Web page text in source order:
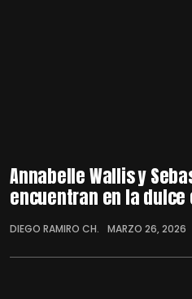
Annabelle Wallis y
encuentran en la dulce
DIEGO RAMIRO CH. MARZO 26, 2026